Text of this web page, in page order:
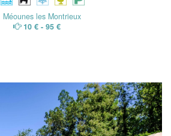
Méounes les Montrieux
10 € - 95 €